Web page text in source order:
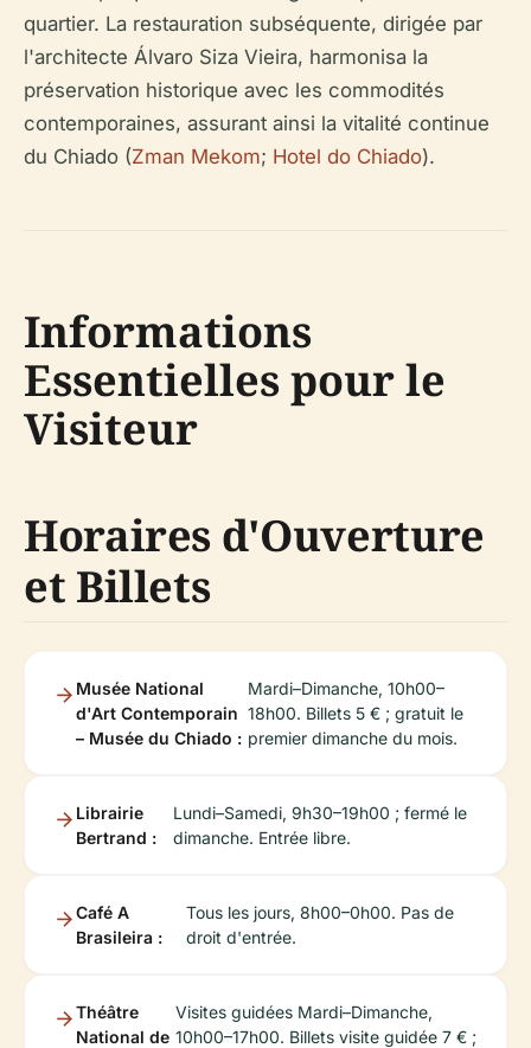
quartier. La restauration subséquente, dirigée par
l'architecte Álvaro Siza Vieira, harmonisa la
préservation historique avec les commodités
contemporaines, assurant ainsi la vitalité continue
du Chiado (Zman Mekom; Hotel do Chiado).
Informations
Essentielles pour le
Visiteur
Horaires d'Ouverture
et Billets
Musée National
d'Art Contemporain
– Musée du Chiado :
Mardi–Dimanche, 10h00–
18h00. Billets 5 € ; gratuit le
premier dimanche du mois.
Librairie
Bertrand :
Lundi–Samedi, 9h30–19h00 ; fermé le
dimanche. Entrée libre.
Café A
Brasileira :
Tous les jours, 8h00–0h00. Pas de
droit d'entrée.
Théâtre
National de
Visites guidées Mardi–Dimanche,
10h00–17h00. Billets visite guidée 7 € ;